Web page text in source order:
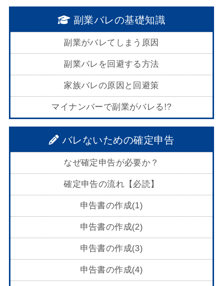
副業バレの基礎知識
副業がバレてしまう原因
副業バレを回避する方法
家族バレの原因と回避策
マイナンバーで副業がバレる!?
バレないための確定申告
なぜ確定申告が必要か？
確定申告の流れ【必読】
申告書の作成(1)
申告書の作成(2)
申告書の作成(3)
申告書の作成(4)